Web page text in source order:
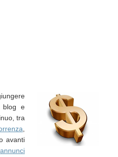
blog e
tra
avanti
annunci